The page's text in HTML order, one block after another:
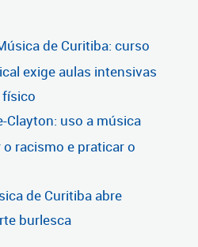
de Curitiba: curso
exige aulas intensivas
Clayton: uso a música
racismo e praticar o
de Curitiba abre
burlesca